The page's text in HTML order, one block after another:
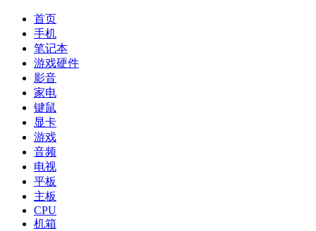
首页
手机
笔记本
游戏硬件
影音
家电
键鼠
显卡
游戏
音频
电视
平板
主板
CPU
机箱